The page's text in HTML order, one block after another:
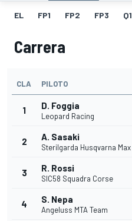
EL FP1 FP2 FP3 Q1
Carrera
CLA PILOTO
1 D. Foggia
Leopard Racing
2 A. Sasaki
Sterilgarda Husqvarna Max
3 R. Rossi
SIC58 Squadra Corse
4 S. Nepa
Angeluss MTA Team